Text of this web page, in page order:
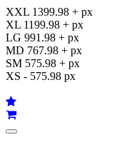
XXL 1399.98 + px
XL 1199.98 + px
LG 991.98 + px
MD 767.98 + px
SM 575.98 + px
XS - 575.98 px